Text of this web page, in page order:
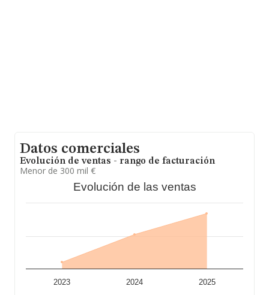
Datos comerciales
Evolución de ventas - rango de facturación
Menor de 300 mil €
Evolución de las ventas
2023 2024 2025